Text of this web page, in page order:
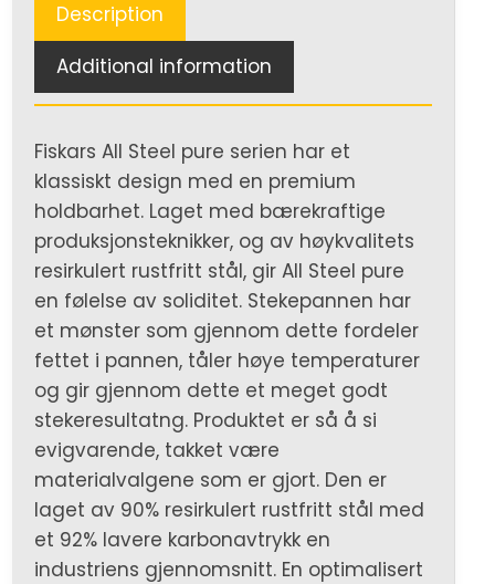
Description
Additional information
Fiskars All Steel pure serien har et
klassiskt design med en premium
holdbarhet. Laget med bærekraftige
produksjonsteknikker, og av høykvalitets
resirkulert rustfritt stål, gir All Steel pure
en følelse av soliditet. Stekepannen har
et mønster som gjennom dette fordeler
fettet i pannen, tåler høye temperaturer
og gir gjennom dette et meget godt
stekeresultatng. Produktet er så å si
evigvarende, takket være
materialvalgene som er gjort. Den er
laget av 90% resirkulert rustfritt stål med
et 92% lavere karbonavtrykk en
industriens gjennomsnitt. En optimalisert